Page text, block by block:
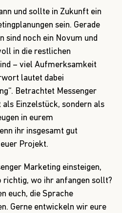
und sollte in Zukunft ein
sein. Gerade
sind noch ein Novum und
in die restlichen
– viel Aufmerksamkeit
lautet dabei
Betrachtet Messenger
Einzelstück, sondern als
in eurem
ihr insgesamt gut
Projekt.
Marketing einsteigen,
richtig, wo ihr anfangen sollt?
euch, die Sprache
Gerne entwickeln wir eure